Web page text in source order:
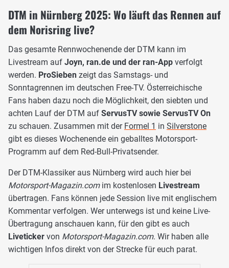
DTM in Nürnberg 2025: Wo läuft das Rennen auf
dem Norisring live?
Das gesamte Rennwochenende der DTM kann im
Livestream auf Joyn, ran.de und der ran-App verfolgt
werden. ProSieben zeigt das Samstags- und
Sonntagrennen im deutschen Free-TV. Österreichische
Fans haben dazu noch die Möglichkeit, den siebten und
achten Lauf der DTM auf ServusTV sowie ServusTV On
zu schauen. Zusammen mit der Formel 1 in Silverstone
gibt es dieses Wochenende ein geballtes Motorsport-
Programm auf dem Red-Bull-Privatsender.
Der DTM-Klassiker aus Nürnberg wird auch hier bei
Motorsport-Magazin.com im kostenlosen Livestream
übertragen. Fans können jede Session live mit englischem
Kommentar verfolgen. Wer unterwegs ist und keine Live-
Übertragung anschauen kann, für den gibt es auch
Liveticker von Motorsport-Magazin.com. Wir haben alle
wichtigen Infos direkt von der Strecke für euch parat.